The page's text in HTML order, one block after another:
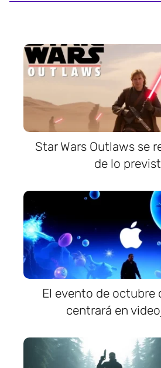
Star Wars Outlaws se
de lo
El evento de octubre
centrará en